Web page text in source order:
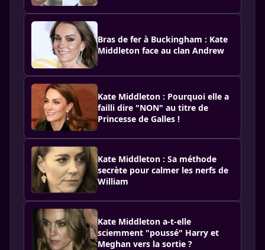
Bras de fer à Buckingham : Kate
Middleton face au clan Andrew
Kate Middleton : Pourquoi elle a
failli dire "NON" au titre de
Princesse de Galles !
Kate Middleton : Sa méthode
secrète pour calmer les nerfs de
William
Kate Middleton a-t-elle
sciemment "poussé" Harry et
Meghan vers la sortie ?